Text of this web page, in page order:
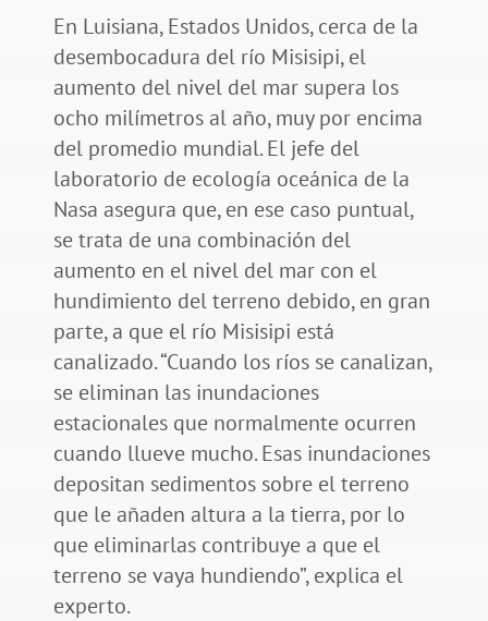
En Luisiana, Estados Unidos, cerca de la
desembocadura del río Misisipi, el
aumento del nivel del mar supera los
ocho milímetros al año, muy por encima
del promedio mundial. El jefe del
laboratorio de ecología oceánica de la
Nasa asegura que, en ese caso puntual,
se trata de una combinación del
aumento en el nivel del mar con el
hundimiento del terreno debido, en gran
parte, a que el río Misisipi está
canalizado. “Cuando los ríos se canalizan,
se eliminan las inundaciones
estacionales que normalmente ocurren
cuando llueve mucho. Esas inundaciones
depositan sedimentos sobre el terreno
que le añaden altura a la tierra, por lo
que eliminarlas contribuye a que el
terreno se vaya hundiendo”, explica el
experto.